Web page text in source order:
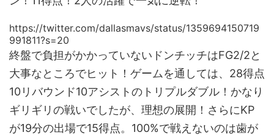
https://twitter.com/dallasmavs/status/1359694150719
991811?s=20
終盤で負担がかかっていないドンチッチはFG2/2と
大事なところでヒット！ゲームを通しては、28得点
10リバウンド10アシストのトリプルダブル！かなり
ギリギリの戦いでしたが、理想の展開！さらにKP
が19分の出場で15得点。100%で戦えないのは歯が